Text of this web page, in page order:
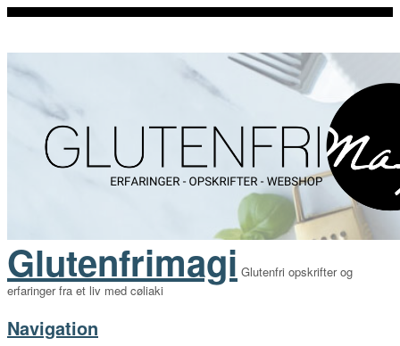
Glutenfrimagi Glutenfri opskrifter og
erfaringer fra et liv med cøliaki
Navigation